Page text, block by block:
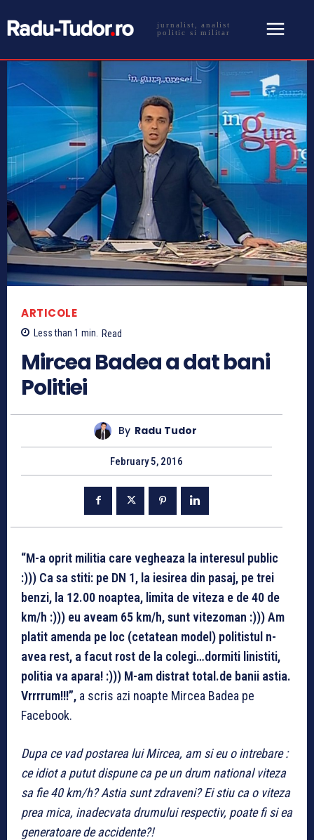
jurnalist, analist
politic si militar
ARTICOLE
Less than 1 min. Read
Mircea Badea a dat bani
Politiei
By Radu Tudor
February 5, 2016
“M-a oprit militia care vegheaza la interesul public
:))) Ca sa stiti: pe DN 1, la iesirea din pasaj, pe trei
benzi, la 12.00 noaptea, limita de viteza e de 40 de
km/h :))) eu aveam 65 km/h, sunt vitezoman :))) Am
platit amenda pe loc (cetatean model) politistul n-
avea rest, a facut rost de la colegi…dormiti linistiti,
politia va apara! :))) M-am distrat total.de banii astia.
Vrrrrum!!!”, a scris azi noapte Mircea Badea pe
Facebook.
Dupa ce vad postarea lui Mircea, am si eu o intrebare :
ce idiot a putut dispune ca pe un drum national viteza
sa fie 40 km/h? Astia sunt zdraveni? Ei stiu ca o viteza
prea mica, inadecvata drumului respectiv, poate fi si ea
generatoare de accidente?!